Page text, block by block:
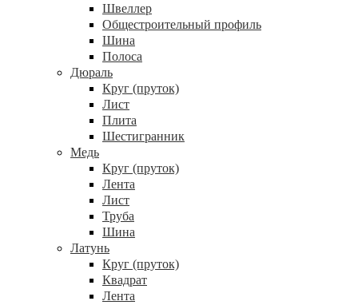
Швеллер
Общестроительный профиль
Шина
Полоса
Дюраль
Круг (пруток)
Лист
Плита
Шестигранник
Медь
Круг (пруток)
Лента
Лист
Труба
Шина
Латунь
Круг (пруток)
Квадрат
Лента